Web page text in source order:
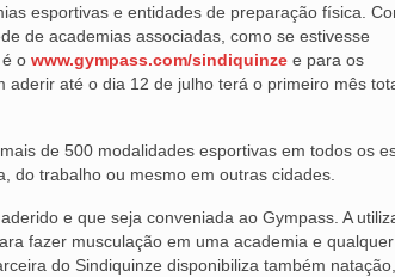
esportivas e entidades de preparação física.
de academias associadas, como se estivesse
o www.gympass.com/sindiquinze e para os
aderir até o dia 12 de julho terá o primeiro mês
de 500 modalidades esportivas em todos os
do trabalho ou mesmo em outras cidades.
e que seja conveniada ao Gympass. A
fazer musculação em uma academia e
do Sindiquinze disponibiliza também natação,